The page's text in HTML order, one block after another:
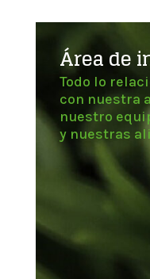
Área de
Todo lo
con nuestra
nuestro
y nuestras